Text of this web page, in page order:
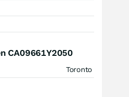
CA09661Y2050
Toronto